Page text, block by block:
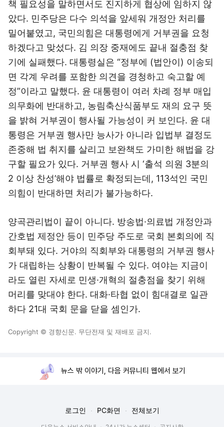
책 필요성을 말하면서도 진지하게 협상에 임하지 않
았다. 민주당은 다수 의석을 앞세워 개정안 처리를
밀어붙였고, 국민의힘은 대통령에게 거부권을 요청
하겠다고 맞섰다. 김 의장 중재에도 끝내 절충점 찾
기에 실패했다. 대통령실은 “정부에 (법안이) 이송되
면 각계 우려를 포함한 의견을 경청하고 숙고할 예
정”이라고 말했다. 윤 대통령이 여러 차례 정부 매입
의무화에 반대하고, 농림축산식품부도 재의 요구 뜻
을 밝혀 거부권이 행사될 가능성이 커 보인다. 윤 대
통령은 거부권 행사만 능사가 아니라 입법부 결정도
존중해 법 취지를 살리고 보완책도 가미한 해법을 강
구할 필요가 있다. 거부권 행사 시 ‘출석 의원 3분의
2 이상 찬성’해야 법률로 확정되는데, 113석인 국민
의힘이 반대하면 처리가 불가능하다.
양곡관리법이 끝이 아니다. 방송법·의료법 개정안과
간호법 제정안 등이 민주당 주도로 국회 본회의에 직
회부돼 있다. 거야의 직회부와 대통령의 거부권 행사
가 대립하는 상황이 반복될 수 있다. 여야는 지금이
라도 열린 자세로 민생·개혁의 절충점을 찾기 위해
머리를 맞대야 한다. 대화·타협 없이 힘대결로 일관
하다 21대 국회 문을 닫을 셈인가.
Copyright © 경향신문. 무단전재 및 재배포 금지.
뉴스 밖 이야기, 다음 커뮤니티 웹에서 보기
로그인 PC화면 전체보기